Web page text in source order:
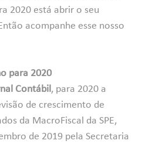
2020 está abrir o seu
acompanhe esse nosso
para 2020
Contábil , para 2020 a
de crescimento de
da MacroFiscal da SPE,
de 2019 pela Secretaria